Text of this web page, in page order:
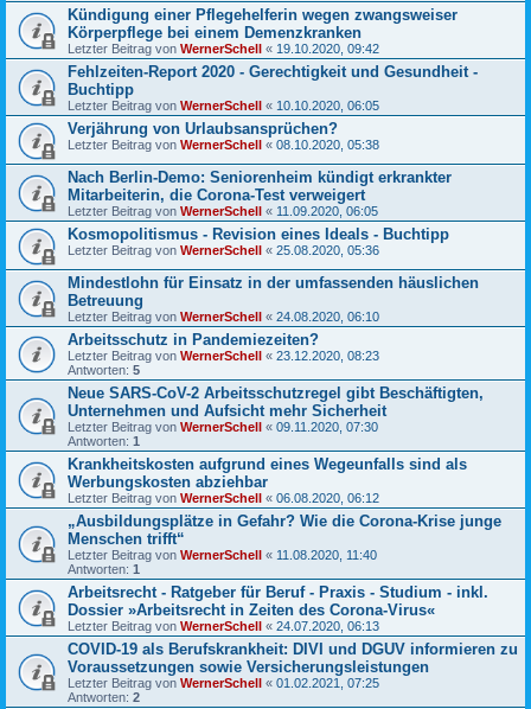
Kündigung einer Pflegehelferin wegen zwangsweiser
Körperpflege bei einem Demenzkranken
Letzter Beitrag von WernerSchell « 19.10.2020, 09:42
Fehlzeiten-Report 2020 - Gerechtigkeit und Gesundheit -
Buchtipp
Letzter Beitrag von WernerSchell « 10.10.2020, 06:05
Verjährung von Urlaubsansprüchen?
Letzter Beitrag von WernerSchell « 08.10.2020, 05:38
Nach Berlin-Demo: Seniorenheim kündigt erkrankter
Mitarbeiterin, die Corona-Test verweigert
Letzter Beitrag von WernerSchell « 11.09.2020, 06:05
Kosmopolitismus - Revision eines Ideals - Buchtipp
Letzter Beitrag von WernerSchell « 25.08.2020, 05:36
Mindestlohn für Einsatz in der umfassenden häuslichen
Betreuung
Letzter Beitrag von WernerSchell « 24.08.2020, 06:10
Arbeitsschutz in Pandemiezeiten?
Letzter Beitrag von WernerSchell « 23.12.2020, 08:23
Antworten: 5
Neue SARS-CoV-2 Arbeitsschutzregel gibt Beschäftigten,
Unternehmen und Aufsicht mehr Sicherheit
Letzter Beitrag von WernerSchell « 09.11.2020, 07:30
Antworten: 1
Krankheitskosten aufgrund eines Wegeunfalls sind als
Werbungskosten abziehbar
Letzter Beitrag von WernerSchell « 06.08.2020, 06:12
„Ausbildungsplätze in Gefahr? Wie die Corona-Krise junge
Menschen trifft“
Letzter Beitrag von WernerSchell « 11.08.2020, 11:40
Antworten: 1
Arbeitsrecht - Ratgeber für Beruf - Praxis - Studium - inkl.
Dossier »Arbeitsrecht in Zeiten des Corona-Virus«
Letzter Beitrag von WernerSchell « 24.07.2020, 06:13
COVID-19 als Berufskrankheit: DIVI und DGUV informieren zu
Voraussetzungen sowie Versicherungsleistungen
Letzter Beitrag von WernerSchell « 01.02.2021, 07:25
Antworten: 2